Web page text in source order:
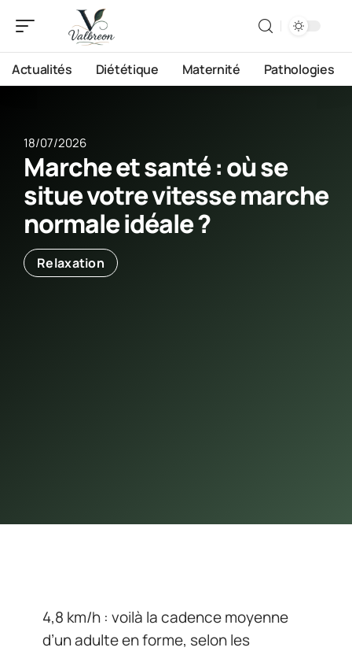
Actualités Diététique Maternité Pathologies
18/07/2026
Marche et santé : où se
situe votre vitesse marche
normale idéale ?
Relaxation
4,8 km/h : voilà la cadence moyenne
d’un adulte en forme, selon les